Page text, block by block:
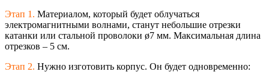
Этап 1. Материалом, который будет облучаться
электромагнитными волнами, станут небольшие отрезки
катанки или стальной проволоки ø7 мм. Максимальная длина
отрезков – 5 см.
Этап 2. Нужно изготовить корпус. Он будет одновременно: